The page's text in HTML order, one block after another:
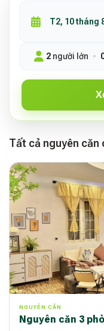
2 người lớn
Tất cả nguyên căn
NGUYÊN CĂN
Nguyên căn 3